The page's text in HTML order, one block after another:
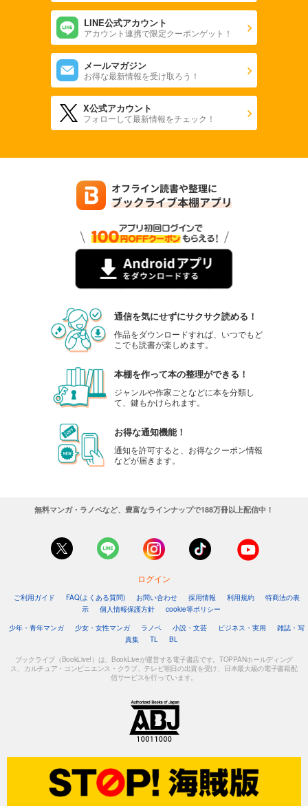
LINE公式アカウント
アカウント連携で限定クーポンゲット！
メールマガジン
お得な最新情報を受け取ろう！
X公式アカウント
フォローして最新情報をチェック！
通信を気にせずにサクサク読める！
作品をダウンロードすれば、いつでもど
こでも読書が楽しめます。
本棚を作って本の整理ができる！
ジャンルや作家ごとなどに本を分類し
て、鍵もかけられます。
お得な通知機能！
通知を許可すると、お得なクーポン情報
などが届きます。
無料マンガ・ラノベなど、豊富なラインナップで188万冊以上配信中！
ログイン
ご利用ガイド FAQ(よくある質問) お問い合わせ 採用情報 利用規約
特商法の表
示
個人情報保護方針
cookie等ポリシー
少年・青年マンガ
少女・女性マンガ ラノベ 小説・文芸 ビジネス・実用
雑誌・写
真集
TL BL
ブックライブ（BookLive!）は、BookLiveが運営する電子書店です。TOPPANホールディング
ス、カルチュア・コンビニエンス・クラブ、テレビ朝日の出資を受け、日本最大級の電子書籍配
信サービスを行っています。